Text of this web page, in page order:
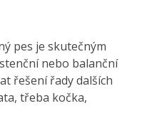
pes je skutečným
nebo balanční
řešení řady dalších
třeba kočka,